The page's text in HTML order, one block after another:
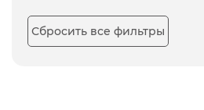
Сбросить все фильтры